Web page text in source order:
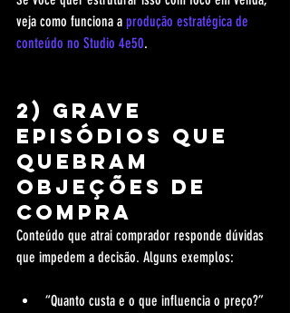
veja como funciona a produção estratégica de
conteúdo no Studio 4e50.
2) Grave
episódios que
quebram
objeções de
compra
Conteúdo que atrai comprador responde dúvidas
que impedem a decisão. Alguns exemplos:
“Quanto custa e o que influencia o preço?”